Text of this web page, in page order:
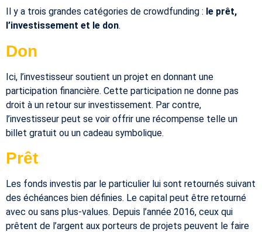
Il y a trois grandes catégories de crowdfunding : le prêt,
l’investissement et le don.
Don
Ici, l’investisseur soutient un projet en donnant une
participation financière. Cette participation ne donne pas
droit à un retour sur investissement. Par contre,
l’investisseur peut se voir offrir une récompense telle un
billet gratuit ou un cadeau symbolique.
Prêt
Les fonds investis par le particulier lui sont retournés suivant
des échéances bien définies. Le capital peut être retourné
avec ou sans plus-values. Depuis l’année 2016, ceux qui
prêtent de l’argent aux porteurs de projets peuvent le faire